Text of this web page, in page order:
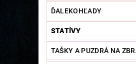
ĎALEKOHĽADY
STATÍVY
TAŠKY A PUZDRÁ NA